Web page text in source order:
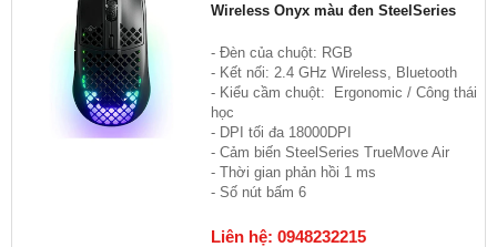
Wireless Onyx màu đen SteelSeries
- Đèn của chuột: RGB
- Kết nối: 2.4 GHz Wireless, Bluetooth
- Kiểu cầm chuột: Ergonomic / Công thái
học
- DPI tối đa 18000DPI
- Cảm biến SteelSeries TrueMove Air
- Thời gian phản hồi 1 ms
- Số nút bấm 6
Liên hệ: 0948232215